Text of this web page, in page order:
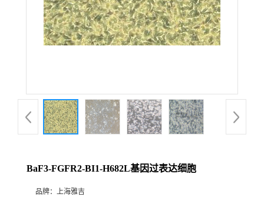
BaF3-FGFR2-BI1-H682L基因过表达细胞
品牌： 上海雅吉